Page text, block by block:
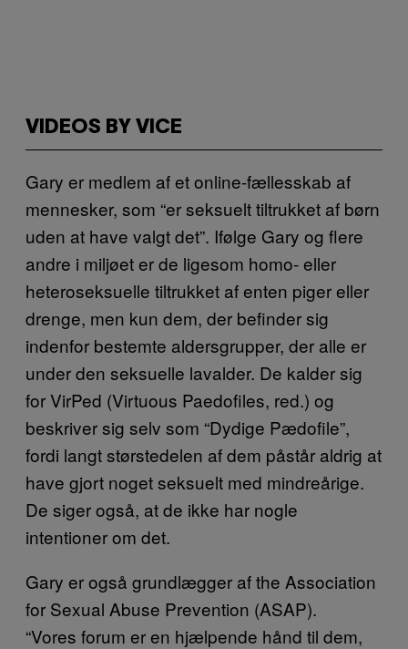
VIDEOS BY VICE
Gary er medlem af et online-fællesskab af
mennesker, som “er seksuelt tiltrukket af børn
uden at have valgt det”. Ifølge Gary og flere
andre i miljøet er de ligesom homo- eller
heteroseksuelle tiltrukket af enten piger eller
drenge, men kun dem, der befinder sig
indenfor bestemte aldersgrupper, der alle er
under den seksuelle lavalder. De kalder sig
for VirPed (Virtuous Paedofiles, red.) og
beskriver sig selv som “Dydige Pædofile”,
fordi langt størstedelen af dem påstår aldrig at
have gjort noget seksuelt med mindreårige.
De siger også, at de ikke har nogle
intentioner om det.
Gary er også grundlægger af the Association
for Sexual Abuse Prevention (ASAP).
“Vores forum er en hjælpende hånd til dem,